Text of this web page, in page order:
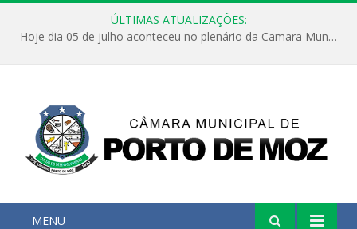
ÚLTIMAS ATUALIZAÇÕES:
Hoje dia 05 de julho aconteceu no plenário da Camara Municipal de Porto de Moz a Sessão Solene de Abertura dos Trabalhos Legislativos 2º Período da 23ª Legislatura
MENU